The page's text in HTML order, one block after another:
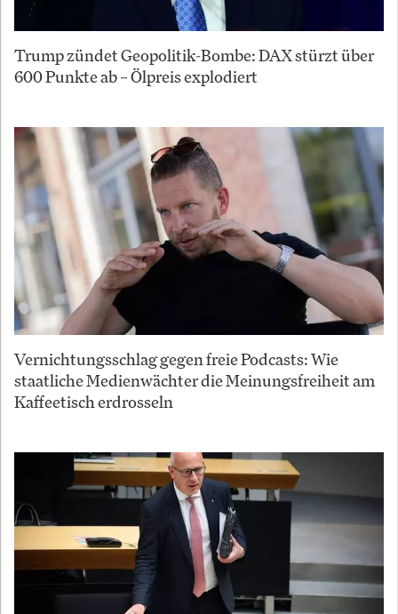
Trump zündet Geopolitik-Bombe: DAX stürzt über
600 Punkte ab – Ölpreis explodiert
Vernichtungsschlag gegen freie Podcasts: Wie
staatliche Medienwächter die Meinungsfreiheit am
Kaffeetisch erdrosseln